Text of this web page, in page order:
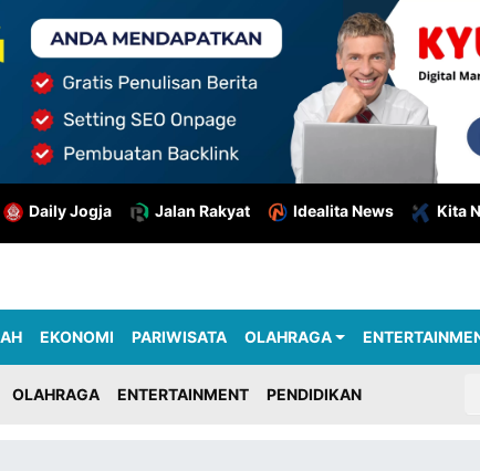
Daily Jogja Jalan Rakyat Idealita News Kita
EKONOMI PARIWISATA OLAHRAGA
OLAHRAGA ENTERTAINMENT PENDIDIKAN